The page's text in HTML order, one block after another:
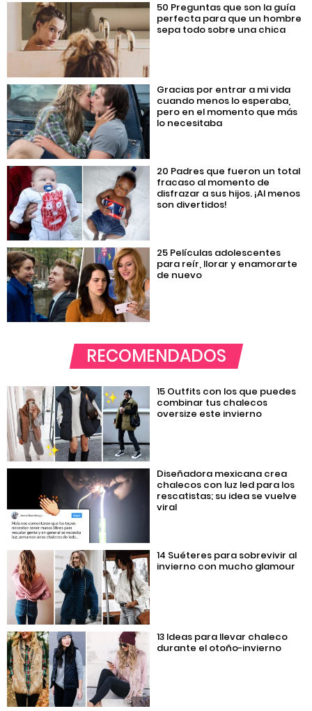
50 Preguntas que son la guía
perfecta para que un hombre
sepa todo sobre una chica
Gracias por entrar a mi vida
cuando menos lo esperaba,
pero en el momento que más
lo necesitaba
20 Padres que fueron un total
fracaso al momento de
disfrazar a sus hijos. ¡Al menos
son divertidos!
25 Películas adolescentes
para reír, llorar y enamorarte
de nuevo
RECOMENDADOS
15 Outfits con los que puedes
combinar tus chalecos
oversize este invierno
Diseñadora mexicana crea
chalecos con luz led para los
rescatistas; su idea se vuelve
viral
14 Suéteres para sobrevivir al
invierno con mucho glamour
13 Ideas para llevar chaleco
durante el otoño-invierno